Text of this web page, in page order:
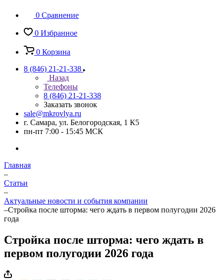
0 Сравнение
0 Избранное
0 Корзина
8 (846) 21-21-338
Назад
Телефоны
8 (846) 21-21-338
Заказать звонок
sale@mkrovlya.ru
г. Самара, ул. Белогородская, 1 К5
пн-пт 7:00 - 15:45 МСК
Главная
–
Статьи
–
Актуальные новости и события компании
–Стройка после шторма: чего ждать в первом полугодии 2026
года
Стройка после шторма: чего ждать в
первом полугодии 2026 года